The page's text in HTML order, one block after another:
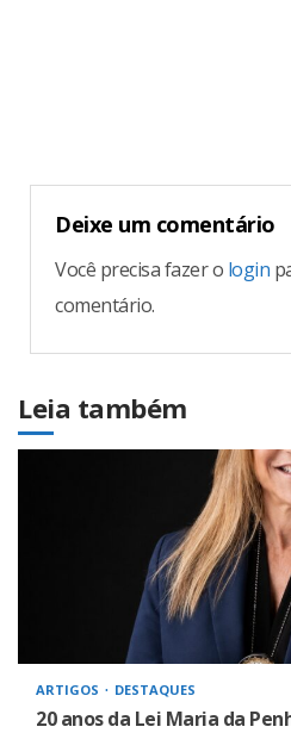
Deixe um comentário
Você precisa fazer o login
comentário.
Leia também
ARTIGOS DESTAQUES
20 anos da Lei Maria da